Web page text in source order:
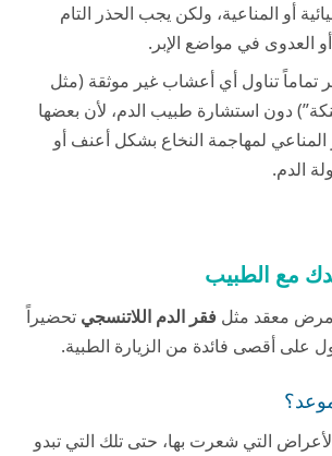
أو المناعية، ولكن يجب الحذر التام
العدوى في مواضع الإبر.
تماماً تناول أي أعشاب غير موثقة (مثل
دون استشارة طبيب الدم، لأن بعضها
المناعي لمهاجمة النخاع بشكل أعنف أو
الدم.
مع الطبيب
مرض معقد مثل فقر الدم اللاتنسجي تحضيراً
على أقصى فائدة من الزيارة الطبية.
التي شعرت بها، حتى تلك التي تبدو